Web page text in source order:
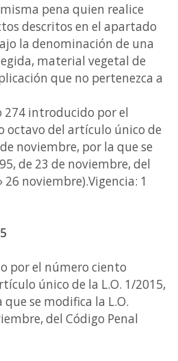
pena quien realice
descritos en el apartado
la denominación de una
material vegetal de
que no pertenezca a
introducido por el
octavo del artículo único de
noviembre, por la que se
de 23 de noviembre, del
26 noviembre).Vigencia: 1
por el número ciento
único de la L.O. 1/2015,
se modifica la L.O.
del Código Penal